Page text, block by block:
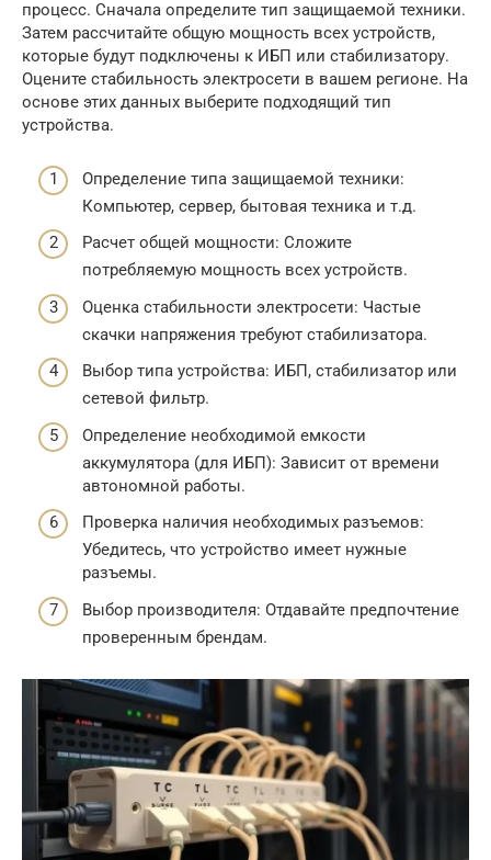
процесс. Сначала определите тип защищаемой техники.
Затем рассчитайте общую мощность всех устройств,
которые будут подключены к ИБП или стабилизатору.
Оцените стабильность электросети в вашем регионе. На
основе этих данных выберите подходящий тип
устройства.
Определение типа защищаемой техники:
Компьютер, сервер, бытовая техника и т.д.
Расчет общей мощности: Сложите
потребляемую мощность всех устройств.
Оценка стабильности электросети: Частые
скачки напряжения требуют стабилизатора.
Выбор типа устройства: ИБП, стабилизатор или
сетевой фильтр.
Определение необходимой емкости
аккумулятора (для ИБП): Зависит от времени
автономной работы.
Проверка наличия необходимых разъемов:
Убедитесь, что устройство имеет нужные
разъемы.
Выбор производителя: Отдавайте предпочтение
проверенным брендам.